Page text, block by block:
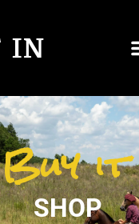
Buy it
SHOP